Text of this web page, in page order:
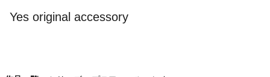
Yes original accessory